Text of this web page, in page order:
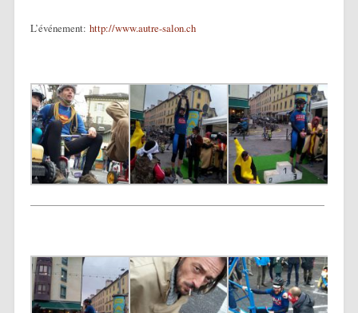
L’événement: http://www.autre-salon.ch